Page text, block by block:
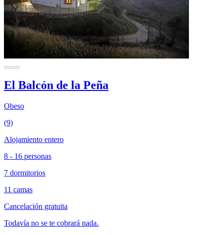
El Balcón de la Peña
Obeso
(9)
Alojamiento entero
8 - 16 personas
7 dormitorios
11 camas
Cancelación gratuita
Todavía no se te cobrará nada.